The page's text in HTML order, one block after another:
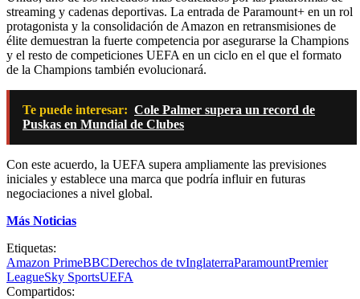
streaming y cadenas deportivas. La entrada de Paramount+ en un rol
protagonista y la consolidación de Amazon en retransmisiones de
élite demuestran la fuerte competencia por asegurarse la Champions
y el resto de competiciones UEFA en un ciclo en el que el formato
de la Champions también evolucionará.
Te puede interesar: Cole Palmer supera un record de
Puskas en Mundial de Clubes
Con este acuerdo, la UEFA supera ampliamente las previsiones
iniciales y establece una marca que podría influir en futuras
negociaciones a nivel global.
Más Noticias
Etiquetas:
Amazon PrimeBBCDerechos de tvInglaterraParamountPremier
LeagueSky SportsUEFA
Compartidos: